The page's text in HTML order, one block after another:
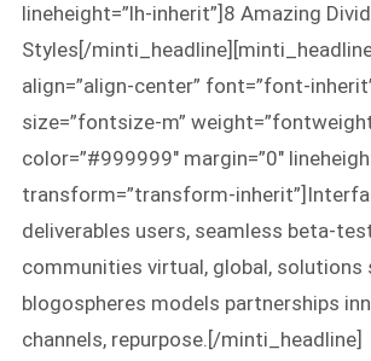
lineheight=”lh-inherit”]8 Amazing
Styles[/minti_headline][minti_headline
align=”align-center” font=”font-
size=”fontsize-m”
color=”#999999″ margin=”0″
transform=”transform-
deliverables users, seamless beta-
communities virtual, global, solutions
blogospheres models partnerships
channels, repurpose.[/minti_headline]